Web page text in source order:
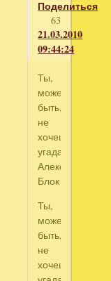
Поделиться
63
21.03.2010
09:44:24
Ты,
может
быть,
не
хочешь
угадать…
Александр
Блок
Ты,
может
быть,
не
хочешь